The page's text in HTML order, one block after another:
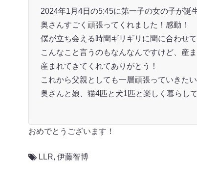
2024年1月4日の5:45に第一子の女の子が誕
奥さんすごく頑張ってくれました！感動！
僕が立ち会える時間ギリギリに間に合わせ
こんなこと言うのもなんなんですけど、産
産まれてきてくれてありがとう！
これから父親としても一層頑張っていきたい
奥さんと娘、猫4匹と犬1匹と楽しく暮らし
おめでとうございます！
LLR, 伊藤智博